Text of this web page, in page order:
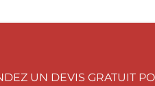
UN DEVIS GRATUIT